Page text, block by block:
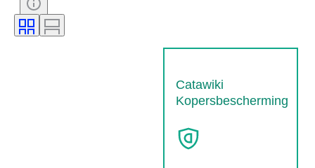
Catawiki
Kopersbescherming